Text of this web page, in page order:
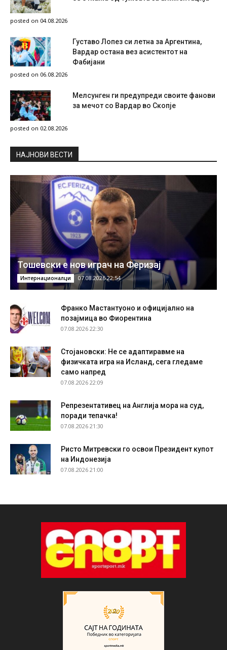
posted on 04.08.2026
Густаво Лопез си летна за Аргентина,
Вардар остана вез асистентот на
Фабијани
posted on 06.08.2026
Мелсунген ги предупреди своите фанови
за мечот со Вардар во Скопје
posted on 02.08.2026
НAЈНОВИ ВЕСТИ
Тошевски е нов играч на Феризај
Интернационалци 07.08.2026 22:54
Франко Мастантуоно и официјално на
позајмица во Фиорентина
07.08.2026 22:30
Стојановски: Не се адаптиравме на
физичката игра на Исланд, сега гледаме
само напред
07.08.2026 22:09
Репрезентативец на Англија мора на суд,
поради тепачка!
07.08.2026 21:30
Ристо Митревски го освои Президент купот
на Индонезија
07.08.2026 21:00